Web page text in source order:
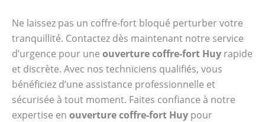
Ne laissez pas un coffre-fort bloqué perturber votre
tranquillité. Contactez dès maintenant notre service
d’urgence pour une ouverture coffre-fort Huy rapide
et discrète. Avec nos techniciens qualifiés, vous
bénéficiez d’une assistance professionnelle et
sécurisée à tout moment. Faites confiance à notre
expertise en ouverture coffre-fort Huy pour